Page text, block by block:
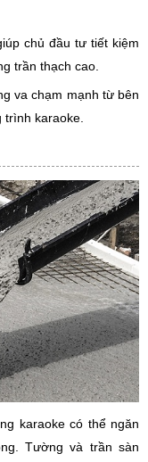
chủ đầu tư tiết kiệm
trần thạch cao.
va chạm mạnh từ bên
karaoke.
karaoke có thể ngăn
Tường và trần sàn